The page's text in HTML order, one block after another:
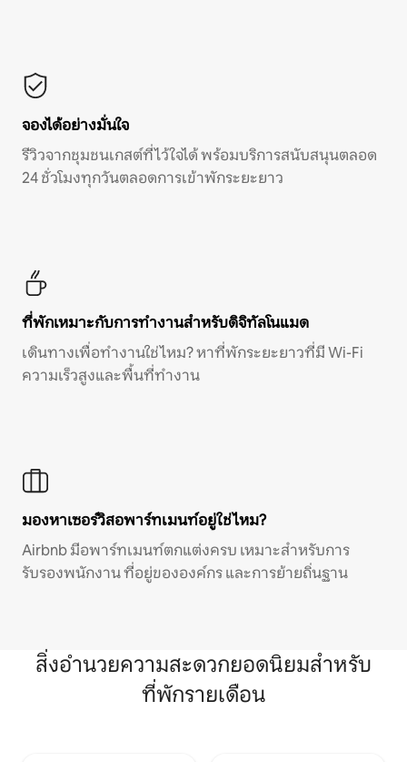
จองได้อย่างมั่นใจ
รีวิวจากชุมชนเกสต์ที่ไว้ใจได้ พร้อมบริการสนับสนุนตลอด
24 ชั่วโมงทุกวันตลอดการเข้าพักระยะยาว
ที่พักเหมาะกับการทำงานสำหรับดิจิทัลโนแมด
เดินทางเพื่อทำงานใช่ไหม? หาที่พักระยะยาวที่มี Wi-Fi
ความเร็วสูงและพื้นที่ทำงาน
มองหาเซอร์วิสอพาร์ทเมนท์อยู่ใช่ไหม?
Airbnb มีอพาร์ทเมนท์ตกแต่งครบ เหมาะสำหรับการ
รับรองพนักงาน ที่อยู่ขององค์กร และการย้ายถิ่นฐาน
สิ่งอำนวยความสะดวกยอดนิยมสำหรับ
ที่พักรายเดือน